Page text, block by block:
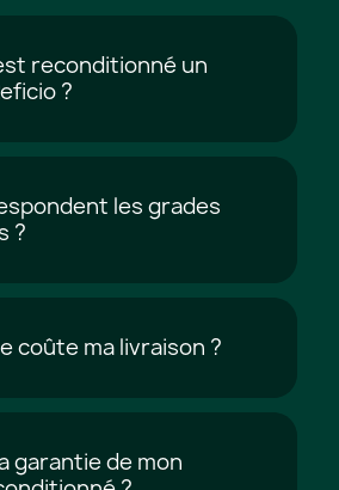
reconditionné un
?
les grades
?
coûte ma livraison ?
garantie de mon